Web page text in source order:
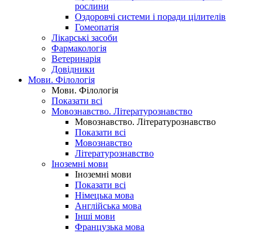
рослини
Оздоровчі системи і поради цілителів
Гомеопатія
Лікарські засоби
Фармакологія
Ветеринарія
Довідники
Мови. Філологія
Мови. Філологія
Показати всі
Мовознавство. Літературознавство
Мовознавство. Літературознавство
Показати всі
Мовознавство
Літературознавство
Іноземні мови
Іноземні мови
Показати всі
Німецька мова
Англійська мова
Інші мови
Французька мова